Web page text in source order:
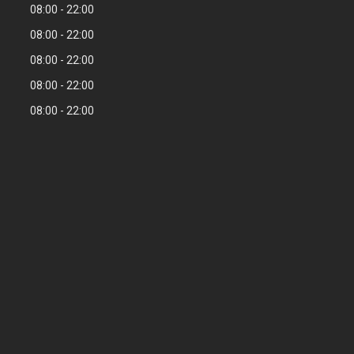
08:00
22:00
08:00
22:00
08:00
22:00
08:00
22:00
08:00 22:00